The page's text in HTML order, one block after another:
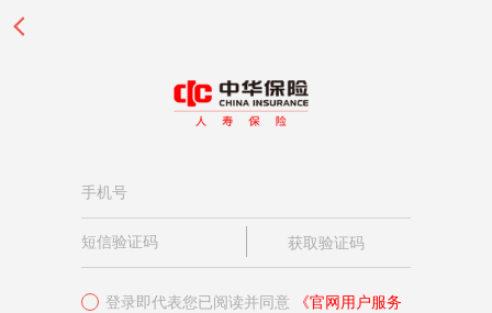
获取验证码
登录即代表您已阅读并同意
《官网用户服务